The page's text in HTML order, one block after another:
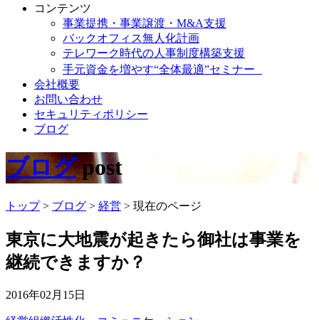
コンテンツ
事業提携・事業譲渡・M&A支援
バックオフィス無人化計画
テレワーク時代の人事制度構築支援
手元資金を増やす“全体最適”セミナー
会社概要
お問い合わせ
セキュリティポリシー
ブログ
ブログ post
トップ> ブログ > 経営 > 現在のページ
東京に大地震が起きたら御社は事業を
継続できますか？
2016年02月15日